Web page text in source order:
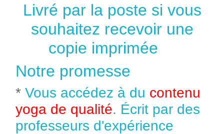
Livré par la poste si vous
souhaitez recevoir une
copie imprimée
Notre promesse
* Vous accédez à du contenu
yoga de qualité. Écrit par des
professeurs d'expérience